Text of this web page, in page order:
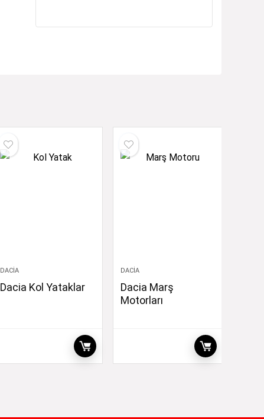
DACIA
Dacia Kol Yataklar
DACIA
Dacia Marş
Motorları